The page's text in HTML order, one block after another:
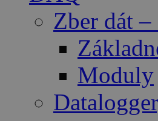
Zber dát
Moduly